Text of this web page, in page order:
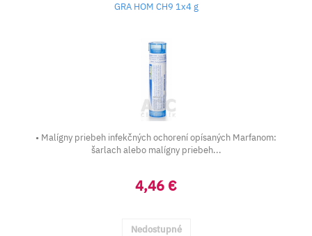
GRA HOM CH9 1x4 g
• Malígny priebeh infekčných ochorení opísaných Marfanom:
šarlach alebo malígny priebeh...
4,46 €
Nedostupné